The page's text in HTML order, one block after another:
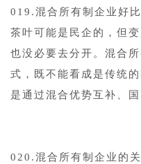
019.混合所有制企业好
茶叶可能是民企的，但
也没必要去分开。混合
式，既不能看成是传统
是通过混合优势互补、
020.混合所有制企业的